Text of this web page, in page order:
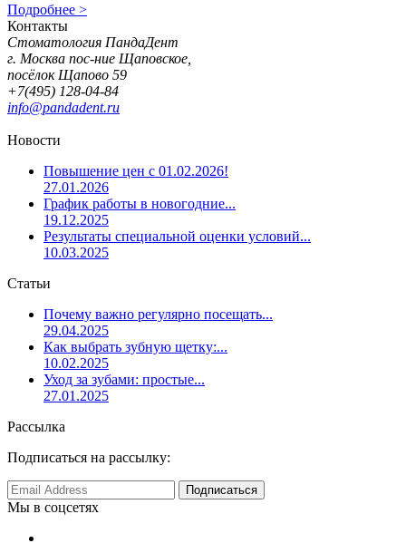
Подробнее >
Контакты
Стоматология ПандаДент
г. Москва пос-ние Щаповское,
посёлок Щапово 59
+7(495) 128-04-84
info@pandadent.ru
Новости
Повышение цен с 01.02.2026!
27.01.2026
График работы в новогодние...
19.12.2025
Результаты специальной оценки условий...
10.03.2025
Статьи
Почему важно регулярно посещать...
29.04.2025
Как выбрать зубную щетку:...
10.02.2025
Уход за зубами: простые...
27.01.2025
Рассылка
Подписаться на рассылку:
Мы в соцсетях